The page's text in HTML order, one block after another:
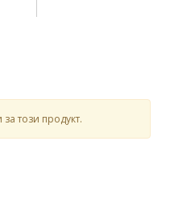
този продукт.